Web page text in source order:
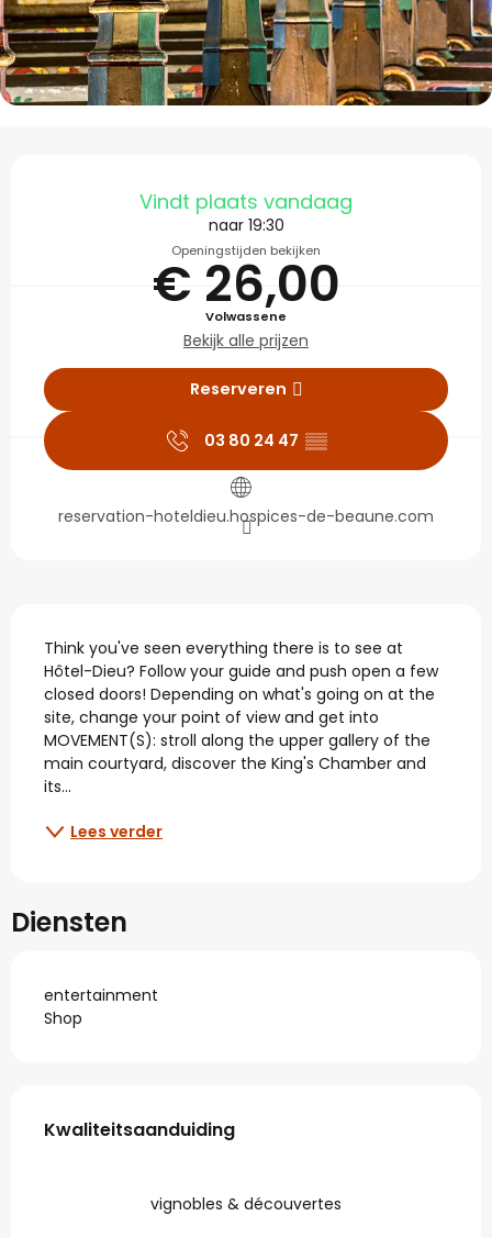
Openingstijden en
Vindt plaats vandaag
naar 19:30
Openingstijden bekijken
€ 26,00
Volwassene
Bekijk alle prijzen
Reserveren
03 80 24 47 ▒▒
reservation-hoteldieu.hospices-de-beaune.com
Beschrijving
Think you've seen everything there is to see at
Hôtel-Dieu? Follow your guide and push open a few
closed doors! Depending on what's going on at the
site, change your point of view and get into
MOVEMENT(S): stroll along the upper gallery of the
main courtyard, discover the King's Chamber and
its...
Lees verder
Diensten
entertainment
Shop
Dienstverlening
Kwaliteitsaanduiding
Kwaliteitsaanduiding
vignobles & découvertes